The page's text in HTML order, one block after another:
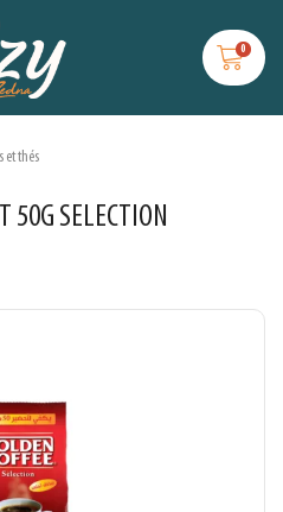
0
et thés
50G SELECTION